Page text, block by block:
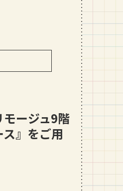
き
【23選】地元民
～日刊ヤマガタ
ージュ9階
』をご用